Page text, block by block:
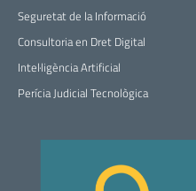
Seguretat de la Informació
Consultoria en Dret Digital
Intel·ligència Artificial
Perícia Judicial Tecnològica